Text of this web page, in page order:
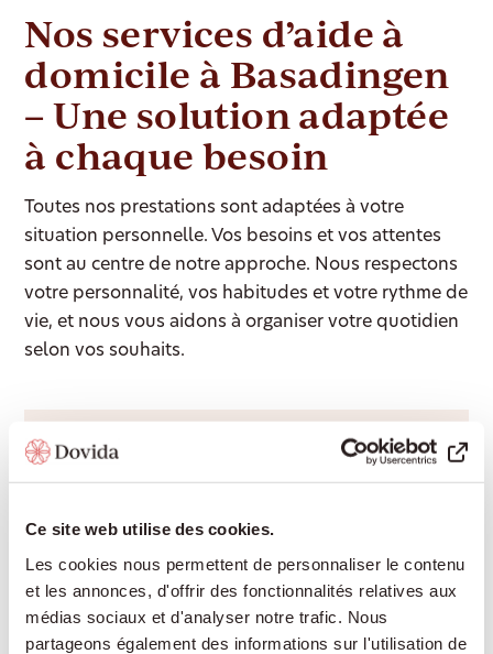
Ce site web utilise des cookies.
Les cookies nous permettent de personnaliser le contenu
et les annonces, d'offrir des fonctionnalités relatives aux
médias sociaux et d'analyser notre trafic. Nous
partageons également des informations sur l'utilisation de
Nos services d’aide à
domicile à Basadingen
– Une solution adaptée
à chaque besoin
Toutes nos prestations sont adaptées à votre
situation personnelle. Vos besoins et vos attentes
sont au centre de notre approche. Nous respectons
votre personnalité, vos habitudes et votre rythme de
vie, et nous vous aidons à organiser votre quotidien
selon vos souhaits.
Accompagnement 24/24
Une présence rassurante de jour comme de
établissement médico-social.